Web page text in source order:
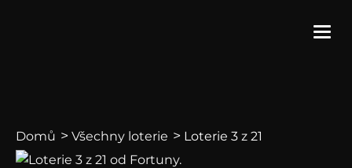
Domů > Všechny loterie > Loterie 3 z 21